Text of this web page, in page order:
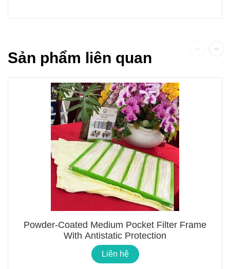
Sản phẩm liên quan
Powder-Coated Medium Pocket Filter Frame
With Antistatic Protection
Liên hệ